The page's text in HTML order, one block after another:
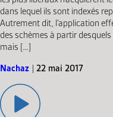
dans lequel ils sont indexés
Autrement dit, l’application
des schèmes à partir
mais […]
Nachaz | 22 mai 2017